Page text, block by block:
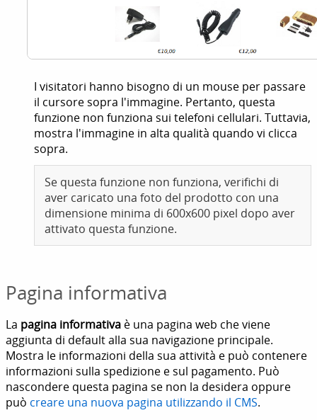
I visitatori hanno bisogno di un mouse per passare
il cursore sopra l'immagine. Pertanto, questa
funzione non funziona sui telefoni cellulari. Tuttavia,
mostra l'immagine in alta qualità quando vi clicca
sopra.
Se questa funzione non funziona, verifichi di
aver caricato una foto del prodotto con una
dimensione minima di 600x600 pixel dopo aver
attivato questa funzione.
Pagina informativa
La pagina informativa è una pagina web che viene
aggiunta di default alla sua navigazione principale.
Mostra le informazioni della sua attività e può contenere
informazioni sulla spedizione e sul pagamento. Può
nascondere questa pagina se non la desidera oppure
può creare una nuova pagina utilizzando il CMS.